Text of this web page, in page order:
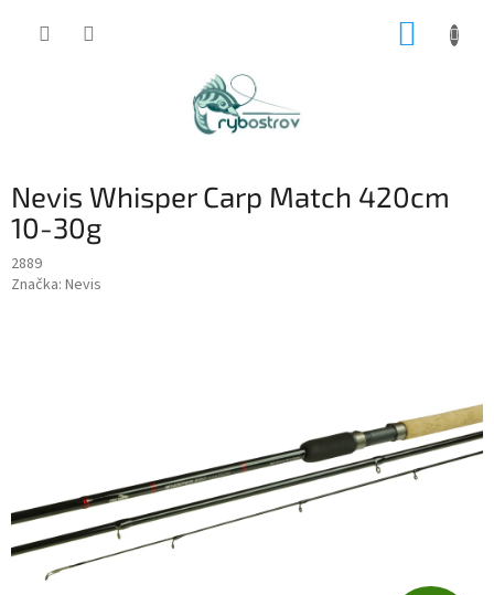
Nevis Whisper Carp Match 420cm
10-30g
2889
Značka: Nevis